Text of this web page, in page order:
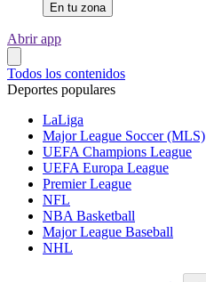
En tu zona
Abrir app
Todos los contenidos
Deportes populares
LaLiga
Major League Soccer (MLS)
UEFA Champions League
UEFA Europa League
Premier League
NFL
NBA Basketball
Major League Baseball
NHL